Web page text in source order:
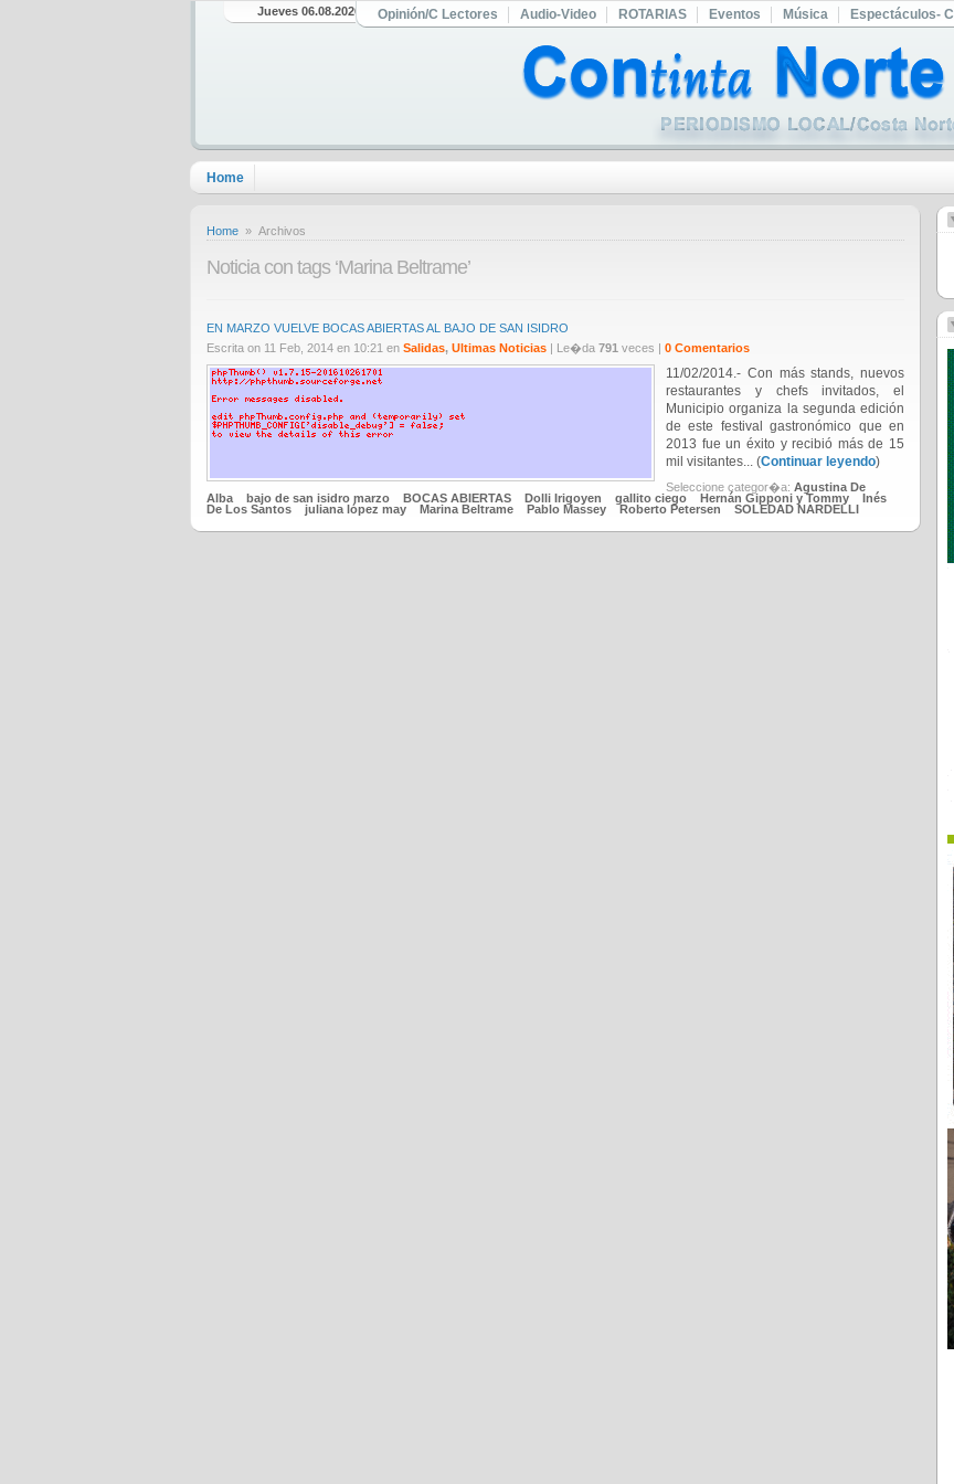
Jueves 06.08.2026 Opinión/C Lectores Audio-Video ROTARIAS Eventos Música Espectáculos-
Home
Home » Archivos
Noticia con tags ‘Marina Beltrame’
EN MARZO VUELVE BOCAS ABIERTAS AL BAJO DE SAN ISIDRO
Escrita on 11 Feb, 2014 en 10:21 en Salidas, Ultimas Noticias | Le�da 791 veces | 0 Comentarios
11/02/2014.- Con más stands, nuevos
restaurantes y chefs invitados, el
Municipio organiza la segunda edición
de este festival gastronómico que en
2013 fue un éxito y recibió más de 15
mil visitantes... (Continuar leyendo)
Seleccione categor�a: Agustina De
Alba
bajo de san isidro marzo BOCAS ABIERTAS Dolli Irigoyen gallito ciego Hernán Gipponi y Tommy
Inés
De Los Santos
juliana lópez may Marina Beltrame Pablo Massey Roberto Petersen SOLEDAD NARDELLI